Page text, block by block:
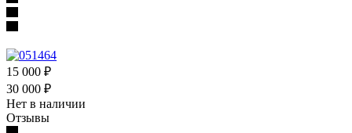
15 000 ₽
30 000 ₽
Нет в наличии
Отзывы